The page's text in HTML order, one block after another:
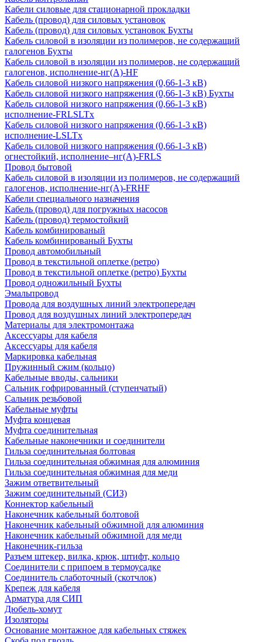
Кабели силовые для стационарной прокладки
Кабель (провод) для силовых установок
Кабель (провод) для силовых установок Бухты
Кабель силовой в изоляции из полимеров, не содержащий
галогенов Бухты
Кабель силовой в изоляции из полимеров, не содержащий
галогенов, исполнение-нг(А)-HF
Кабель силовой низкого напряжения (0,66-1-3 кВ)
Кабель силовой низкого напряжения (0,66-1-3 кВ) Бухты
Кабель силовой низкого напряжения (0,66-1-3 кВ)
исполнение-FRLSLTx
Кабель силовой низкого напряжения (0,66-1-3 кВ)
исполнение-LSLTx
Кабель силовой низкого напряжения (0,66-1-3 кВ)
огнестойкий, исполнение–нг(А)-FRLS
Провод бытовой
Кабель силовой в изоляции из полимеров, не содержащий
галогенов, исполнение-нг(А)-FRHF
Кабели специального назначения
Кабель (провод) для погружных насосов
Кабель (провод) термостойкий
Кабель комбинированый
Кабель комбинированый Бухты
Провод автомобильный
Провод в текстильной оплетке (ретро)
Провод в текстильной оплетке (ретро) Бухты
Провод одножильный Бухты
Эмальпровод
Провода для воздушных линий электропередач
Провод для воздушных линий электропередач
Материалы для электромонтажа
Аксессуары для кабеля
Аксессуары для кабеля
Маркировка кабельная
Пружинный сжим (кольцо)
Кабельные вводы, сальники
Сальник гофрированный (ступенчатый)
Сальник резьбовой
Кабельные муфты
Муфта концевая
Муфта соединительная
Кабельные наконечники и соединители
Гильза соединительная болтовая
Гильза соединительная обжимная для алюминия
Гильза соединительная обжимная для меди
Зажим ответвительный
Зажим соединительный (СИЗ)
Коннектор кабельный
Наконечник кабельный болтовой
Наконечник кабельный обжимной для алюминия
Наконечник кабельный обжимной для меди
Наконечник-гильза
Разъем штекер, вилка, крюк, штифт, кольцо
Соединители с припоем в термоусадке
Соединитель слаботочный (скотчлок)
Крепеж для кабеля
Арматура для СИП
Дюбель-хомут
Изоляторы
Основание монтажное для кабельных стяжек